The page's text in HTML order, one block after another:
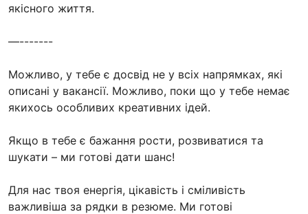
якісного життя.
—-------
Можливо, у тебе є досвід не у всіх напрямках, які
описані у вакансії. Можливо, поки що у тебе немає
якихось особливих креативних ідей.
Якщо в тебе є бажання рости, розвиватися та
шукати – ми готові дати шанс!
Для нас твоя енергія, цікавість і сміливість
важливіша за рядки в резюме. Ми готові